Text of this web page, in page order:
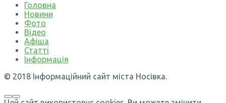
Головна
Новини
Фото
Відео
Афіша
Статті
Інформація
© 2018 Інформаційний сайт міста Носівка.